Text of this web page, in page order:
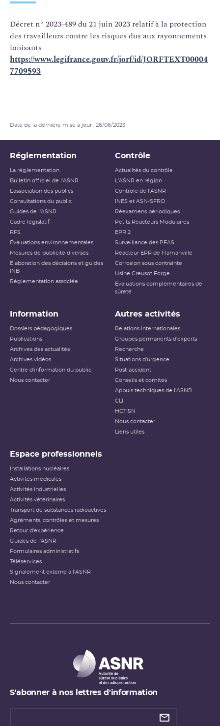
Décret n° 2023-489 du 21 juin 2023 relatif à la protection
des travailleurs contre les risques dus aux rayonnements
ionisants
https://www.legifrance.gouv.fr/jorf/id/JORFTEXT00004
7709593
Date de la dernière mise à jour : 26/06/2023
Réglementation
La réglementation
Bulletin officiel de l'ASNR
L’association des publics
Consultations du public
Guides de l'ASNR
Cadre législatif
RFS
Évaluations environnementales
Mesures de publicité diverses
Élaboration des décisions et guides
INB
Réglementation associée
Contrôle
Actualités du contrôle
L'ASNR en région
Contrôle de l'ASNR
INES et ASN-SFRO
Réexamens périodiques
Petits Réacteurs Modulaires
EPR 2
Surveillance des PFAS
Réacteur EPR de Flamanville
Corrosion sous contrainte
Usine Creusot Forge
Évaluations complémentaires de
sûreté
Information
Dossiers pédagogiques
Publications
Archives des actualités
Archives vidéos
Centre d'information du public
Nous contacter
Autres activités
Relations internationales
Groupes permanents d'experts
Recherche
Situations d'urgence
Post-accident
Conseils et comités
Appuis techniques de l'ASNR
CLI
HCTISN
Nous contacter
Liens utiles
Espace professionnels
Installations nucléaires
Activités médicales
Activités industrielles
Activités vétérinaires
Transport de substances radioactives
Agréments, contrôles et mesures
Retour d'expérience
Guides de l'ASNR
Formulaires administratifs
Téléservices
Signalement externe à l'ASNR
Nous contacter
S'abonner à nos lettres d'information
Types de